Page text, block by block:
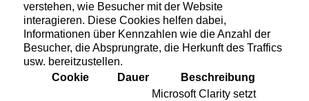
verstehen, wie Besucher mit der Website
interagieren. Diese Cookies helfen dabei,
Informationen über Kennzahlen wie die Anzahl der
Besucher, die Absprungrate, die Herkunft des Traffics
usw. bereitzustellen.
Cookie
Dauer Beschreibung
Microsoft Clarity setzt